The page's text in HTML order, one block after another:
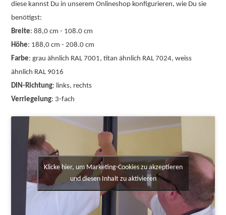
diese kannst Du in unserem Onlineshop konfigurieren, wie Du sie
benötigst:
Breite: 88,0 cm - 108.0 cm
Höhe: 188,0 cm - 208.0 cm
Farbe: grau ähnlich RAL 7001, titan ähnlich RAL 7024, weiss
ähnlich RAL 9016
DIN-Richtung: links, rechts
Verriegelung: 3-fach
Klicke hier, um Marketing-Cookies zu akzeptieren
und diesen Inhalt zu aktivieren